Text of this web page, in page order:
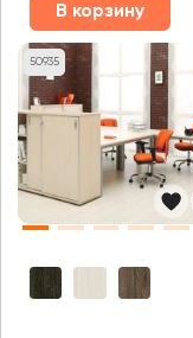
В корзину
50935